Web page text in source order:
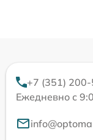
+7 (351)
Ежедневно с